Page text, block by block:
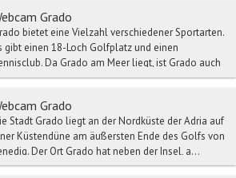
Grado
bietet eine Vielzahl verschiedener Sportarten.
gibt einen 18-Loch Golfplatz und einen
Da Grado am Meer liegt, ist Grado auch
Grado
Stadt Grado liegt an der Nordküste der Adria auf
Küstendüne am äußersten Ende des Golfs von
Der Ort Grado hat neben der Insel, a...